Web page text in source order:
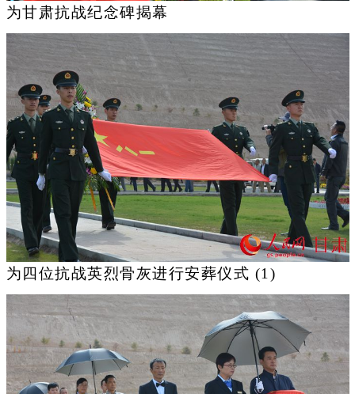
为甘肃抗战纪念碑揭幕
为四位抗战英烈骨灰进行安葬仪式 (1)